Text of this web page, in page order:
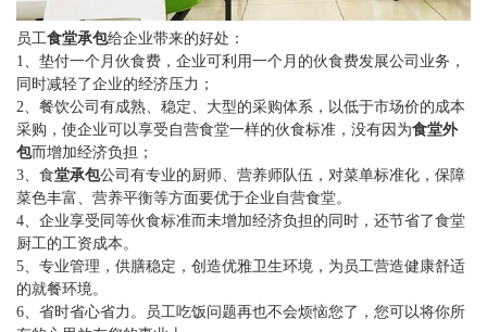
员工食堂承包给企业带来的好处：
1、垫付一个月伙食费，企业可利用一个月的伙食费发展公司业务，
同时减轻了企业的经济压力；
2、餐饮公司有成熟、稳定、大型的采购体系，以低于市场价的成本
采购，使企业可以享受自营食堂一样的伙食标准，没有因为食堂外
包而增加经济负担；
3、食堂承包公司有专业的厨师、营养师队伍，对菜单标准化，保障
菜色丰富、营养平衡等方面要优于企业自营食堂。
4、企业享受同等伙食标准而未增加经济负担的同时，还节省了食堂
厨工的工资成本。
5、专业管理，供膳稳定，创造优雅卫生环境，为员工营造健康舒适
的就餐环境。
6、省时省心省力。员工吃饭问题再也不会烦恼您了，您可以将你所